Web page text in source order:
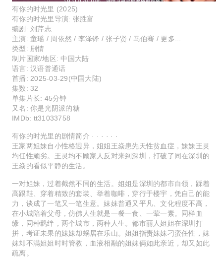
有你的时光里 (2025)
有你的时光里导演: 张胜富
编剧: 刘芹志
主演: 童瑶 / 周依然 / 李泽锋 / 张子贤 / 马伯骞 / 更多...
类型: 剧情
制片国家/地区: 中国大陆
语言: 汉语普通话
首播: 2025-03-29(中国大陆)
集数: 32
单集片长: 45分钟
又名: 你是光阴派的糖
IMDb: tt31033758
有你的时光里的剧情简介 · · · · · ·
王家两姐妹自小性格迥异，姐姐王焱患先天性贫血症，妹妹王灵
均任性顽劣。王灵均不顾家人反对来到深圳，打破了同在深圳的
王焱的看似平静的生活。
一对姐妹，过着截然不同的生活。姐姐是深圳的都市白领，踩着
高跟鞋、穿着精致的套装、举着咖啡，穿行于楼宇，凭自己的能
力，谈成了一笔又一笔生意。妹妹普通又平凡、文化程度不高，
在小城陪着父母，仿佛人生就是一餐一食、一荤一素。同样血
缘，同种羁绊，两个城市，两种人生。都市丽人姐姐在深圳打
拼，考证未果的妹妹却蜗居在乐山。姐姐指责妹妹刁蛮任性，妹
妹却不满姐姐时时管教，血液相融的姐妹俩如此亲近，却又如此
疏离。